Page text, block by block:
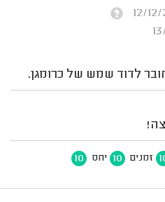
לדוד שמש של כרומגן.
זמנים 10 יחס 10